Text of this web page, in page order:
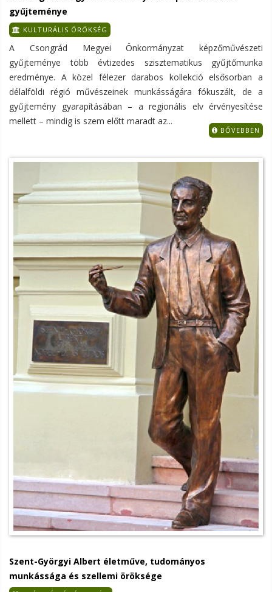
gyűjteménye
KULTURÁLIS ÖRÖKSÉG
A Csongrád Megyei Önkormányzat képzőművészeti
gyűjteménye több évtizedes szisztematikus gyűjtőmunka
eredménye. A közel félezer darabos kollekció elsősorban a
délalföldi régió művészeinek munkásságára fókuszált, de a
gyűjtemény gyarapításában – a regionális elv érvényesítése
mellett – mindig is szem előtt maradt az...
BŐVEBBEN
Szent-Györgyi Albert életműve, tudományos
munkássága és szellemi öröksége